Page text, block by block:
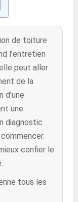
de toiture
l’entretien
peut aller
de la
une
diagnostic
confier le
tous les